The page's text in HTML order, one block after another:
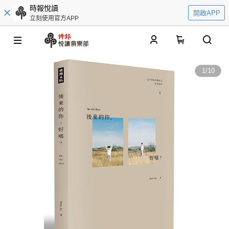
時報悅讀
立刻使用官方APP
開啟APP
1/10